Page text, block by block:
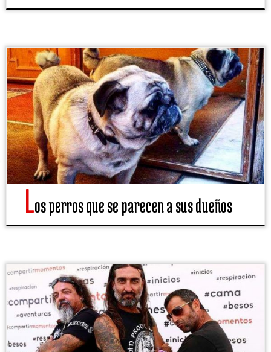
Los perros que se parecen a sus dueños